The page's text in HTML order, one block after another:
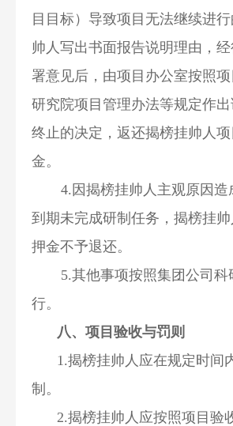
目目标）导致项目无法继续进
帅人写出书面报告说明理由，
署意见后，由项目办公室按照
研究院项目管理办法等规定作
终止的决定，返还揭榜挂帅人
金。
4.因揭榜挂帅人主观原因造
到期未完成研制任务，揭榜挂
押金不予退还。
5.其他事项按照集团公司
行。
八、项目验收与罚则
1.揭榜挂帅人应在规定时间
制。
2.揭榜挂帅人应按照项目验